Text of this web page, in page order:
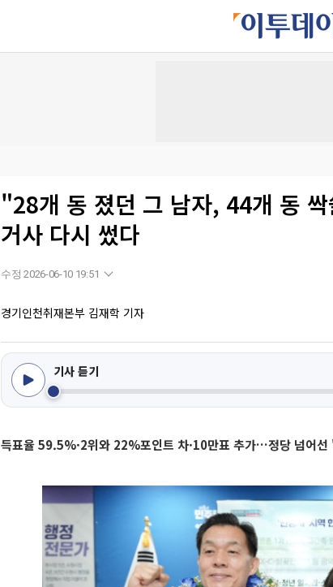
"28개 동 졌던 그 남자, 44개 동
거사 다시 썼다
수정 2026-06-10 19:51
경기인천취재본부 김재학 기자
기사 듣기
득표율 59.5%·2위와 22%포인트 차·10만표 추가…정당 넘어선